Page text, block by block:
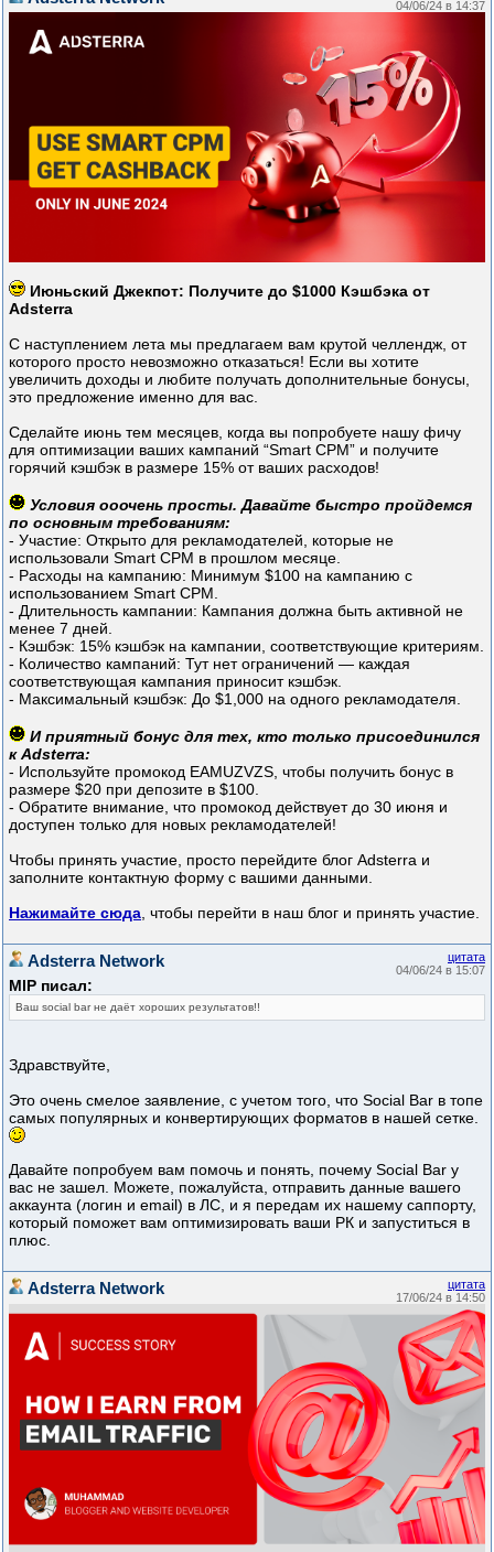
04/06/24 в 14:37
Июньский Джекпот: Получите до $1000 Кэшбэка от
Adsterra
С наступлением лета мы предлагаем вам крутой челлендж, от
которого просто невозможно отказаться! Если вы хотите
увеличить доходы и любите получать дополнительные бонусы,
это предложение именно для вас.
Сделайте июнь тем месяцев, когда вы попробуете нашу фичу
для оптимизации ваших кампаний “Smart CPM” и получите
горячий кэшбэк в размере 15% от ваших расходов!
Условия ооочень просты. Давайте быстро пройдемся
по основным требованиям:
- Участие: Открыто для рекламодателей, которые не
использовали Smart CPM в прошлом месяце.
- Расходы на кампанию: Минимум $100 на кампанию с
использованием Smart CPM.
- Длительность кампании: Кампания должна быть активной не
менее 7 дней.
- Кэшбэк: 15% кэшбэк на кампании, соответствующие критериям.
- Количество кампаний: Тут нет ограничений — каждая
соответствующая кампания приносит кэшбэк.
- Максимальный кэшбэк: До $1,000 на одного рекламодателя.
И приятный бонус для тех, кто только присоединился
к Adsterra:
- Используйте промокод EAMUZVZS, чтобы получить бонус в
размере $20 при депозите в $100.
- Обратите внимание, что промокод действует до 30 июня и
доступен только для новых рекламодателей!
Чтобы принять участие, просто перейдите блог Adsterra и
заполните контактную форму с вашими данными.
Нажимайте сюда , чтобы перейти в наш блог и принять участие.
цитата
04/06/24 в 15:07
Adsterra Network
MlP писал:
Ваш social bar не даёт хороших результатов!!
Здравствуйте,
Это очень смелое заявление, с учетом того, что Social Bar в топе
самых популярных и конвертирующих форматов в нашей сетке.
Давайте попробуем вам помочь и понять, почему Social Bar у
вас не зашел. Можете, пожалуйста, отправить данные вашего
аккаунта (логин и email) в ЛС, и я передам их нашему саппорту,
который поможет вам оптимизировать ваши РК и запуститься в
плюс.
цитата
17/06/24 в 14:50
Adsterra Network